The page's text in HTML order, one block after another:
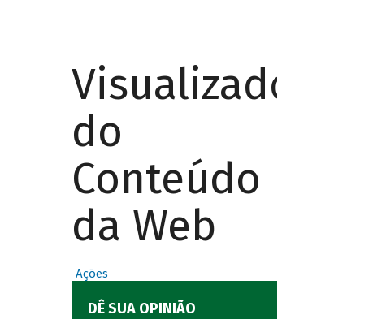
Visualizador
do
Conteúdo
da Web
Ações
DÊ SUA OPINIÃO